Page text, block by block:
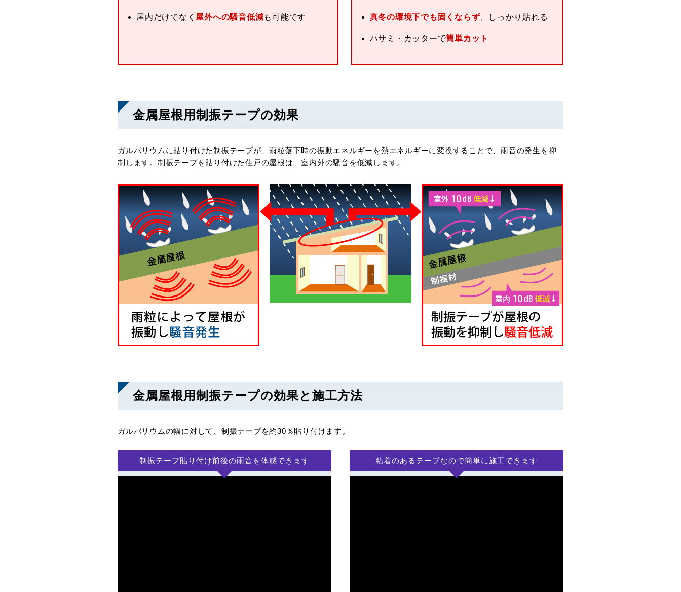
屋内だけでなく 屋外への騒音低減も可能です 真冬の環境下でも固くならず 、しっかり貼れる
ハサミ・カッターで簡単カット
金属屋根用制振テープの効果
ガルバリウムに貼り付けた制振テープが、雨粒落下時の振動エネルギーを熱エネルギーに変換することで、雨音の発生を抑
制します。制振テープを貼り付けた住戸の屋根は、室内外の騒音を低減します。
金属屋根用制振テープの効果と施工方法
ガルバリウムの幅に対して、制振テープを約30％貼り付けます。
制振テープ貼り付け前後の雨音を体感できます 粘着のあるテープなので簡単に施工できます